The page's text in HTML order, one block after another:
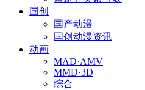
国创
国产动漫
国创动漫资讯
动画
MAD·AMV
MMD·3D
综合